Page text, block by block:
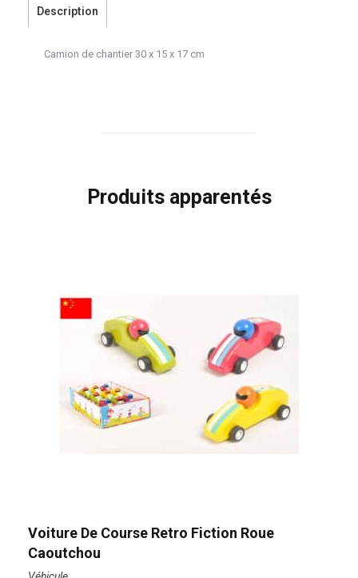
Description
Camion de chantier 30 x 15 x 17 cm
Produits apparentés
Voiture De Course Retro Fiction Roue
Caoutchou